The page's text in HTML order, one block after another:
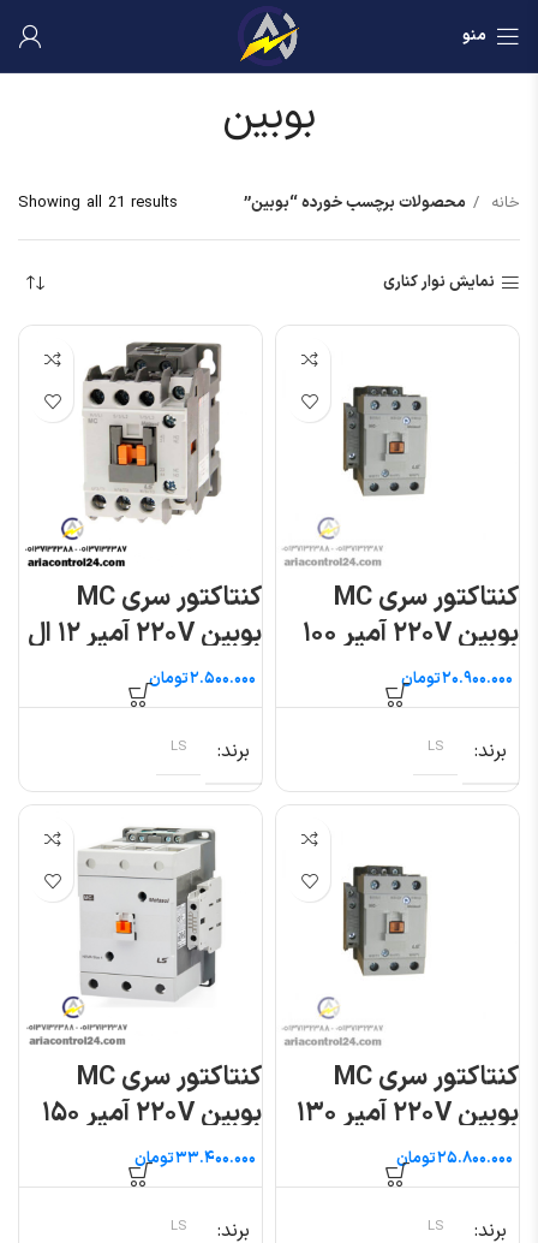
منو
بوبین
خانه محصولات برچسب خورده “بوبین” Showing all 21 results
نمایش نوار کناری
کنتاکتور سری MC
بوبین ۲۲۰V آمپر ۱۰۰
ال اس تومان
برند LS
کنتاکتور سری MC
بوبین ۲۲۰V آمپر ۱۲ ال
اس
تومان
برند LS
کنتاکتور سری MC
بوبین ۲۲۰V آمپر ۱۳۰
ال اس تومان
برند LS
کنتاکتور سری MC
بوبین ۲۲۰V آمپر ۱۵۰
ال اس
تومان
برند LS